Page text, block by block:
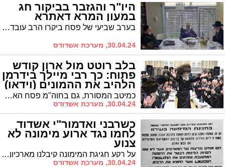
היו"ר והגזבר בביקור חג
במעון המרא דאתרא
בערב שביעי של פסח ביקרו הרב עובדיה דהן והרב מרדכי חסיד אצל המרא דאתרא הגר"י שיינין
30.04.24, מערכת אשדודס
בלב רוטט מול ארון קודש
פתוח: כך רבי מיילך בידרמן
הלהיב את ההמונים (וידאו)
כמיטב המסורת, גם בחוה"מ פסח האחרון ארגנו ב'מאוגדים' עשרות רבות של שיעורי תורה ומעמדי חיזוק והתעלות לאלפי תושבי אשדוד מבקשי ד' ותורתו • הרב יחיאל וינגרטן יו"ר 'מאוגדים': "באשדוד יש ציבור איכותי שצמא לשיעורי תורה, שמחים לקחת חלק במימון ובסיוע ככל שנידרש"
30.04.24, מערכת אשדודס
כשרבני ואדמור"י אשדוד
לחמו נגד ארוע מימונה לא
צנוע
על רקע חגיגת המימונה קיבלנו מארכיון המועצה הדתית מודעה מענינת שיצאה בשעתו תחת הכותרת "זעקה ומחאה" בעקבות אירוע מימונה שנגד את כללי הצניעות וההלכה.
30.04.24, מערכת אשדודס